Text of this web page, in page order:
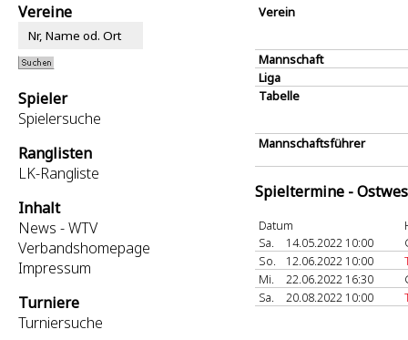
Vereine
Spieler
Spielersuche
Ranglisten
LK-Rangliste
Inhalt
News - WTV
Verbandshomepage
Impressum
Turniere
Turniersuche
Verein
Mannschaft
Liga
Tabelle
Mannschaftsführer
Spieltermine -
Datum
Sa.
14.05.2022 10:00
So.
12.06.2022 10:00
Mi.
22.06.2022 16:30
Sa.
20.08.2022 10:00